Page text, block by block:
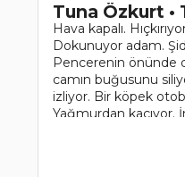
Tuna Özkurt •
Hava kapalı.
Dokunuyor adam.
Pencerenin önünde
camın buğusunu
izliyor. Bir köpek
Yağmurdan kaçıyor.